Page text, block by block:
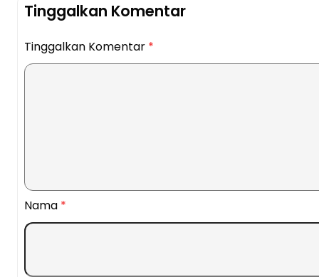
Tinggalkan Komentar
Tinggalkan Komentar *
Nama *